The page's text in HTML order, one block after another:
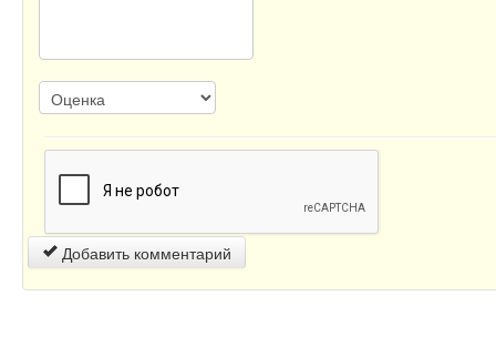
Добавить комментарий